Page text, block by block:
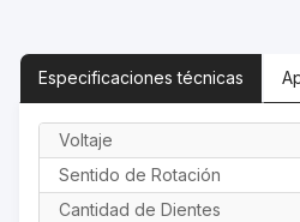
Especificacionestécnicas
Voltaje
Sentido de Rotación
Cantidad de Dientes